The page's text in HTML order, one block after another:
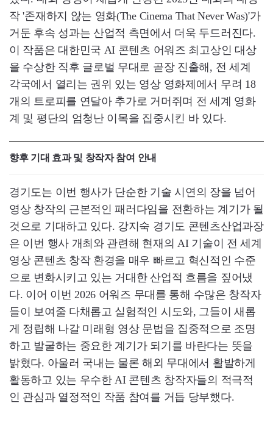
작 '존재하지 않는 영화(The Cinema That Never Was)'가
거둔 후속 성과는 산업적 측면에서 더욱 두드러진다.
이 작품은 대한민국 AI 콘텐츠 어워즈 최고상인 대상
을 수상한 직후 글로벌 무대로 곧장 진출해, 전 세계
각국에서 열리는 권위 있는 영상 영화제에서 무려 18
개의 트로피를 연달아 추가로 거머쥐며 전 세계 영화
계 및 평단의 엄청난 이목을 집중시킨 바 있다.
향후 기대 효과 및 창작자 참여 안내
경기도는 이번 행사가 단순한 기술 시연의 장을 넘어
영상 창작의 근본적인 패러다임을 전환하는 계기가 될
것으로 기대하고 있다. 강지숙 경기도 콘텐츠산업과장
은 이번 행사 개최와 관련해 현재의 AI 기술이 전 세계
영상 콘텐츠 창작 환경을 매우 빠르고 혁신적인 수준
으로 변화시키고 있는 거대한 산업적 흐름을 짚어냈
다. 이어 이번 2026 어워즈 무대를 통해 수많은 창작자
들이 보여줄 다채롭고 실험적인 시도와, 그들이 새롭
게 정립해 나갈 미래형 영상 문법을 집중적으로 조명
하고 발굴하는 중요한 계기가 되기를 바란다는 뜻을
밝혔다. 아울러 국내는 물론 해외 무대에서 활발하게
활동하고 있는 우수한 AI 콘텐츠 창작자들의 적극적
인 관심과 열정적인 작품 참여를 거듭 당부했다.